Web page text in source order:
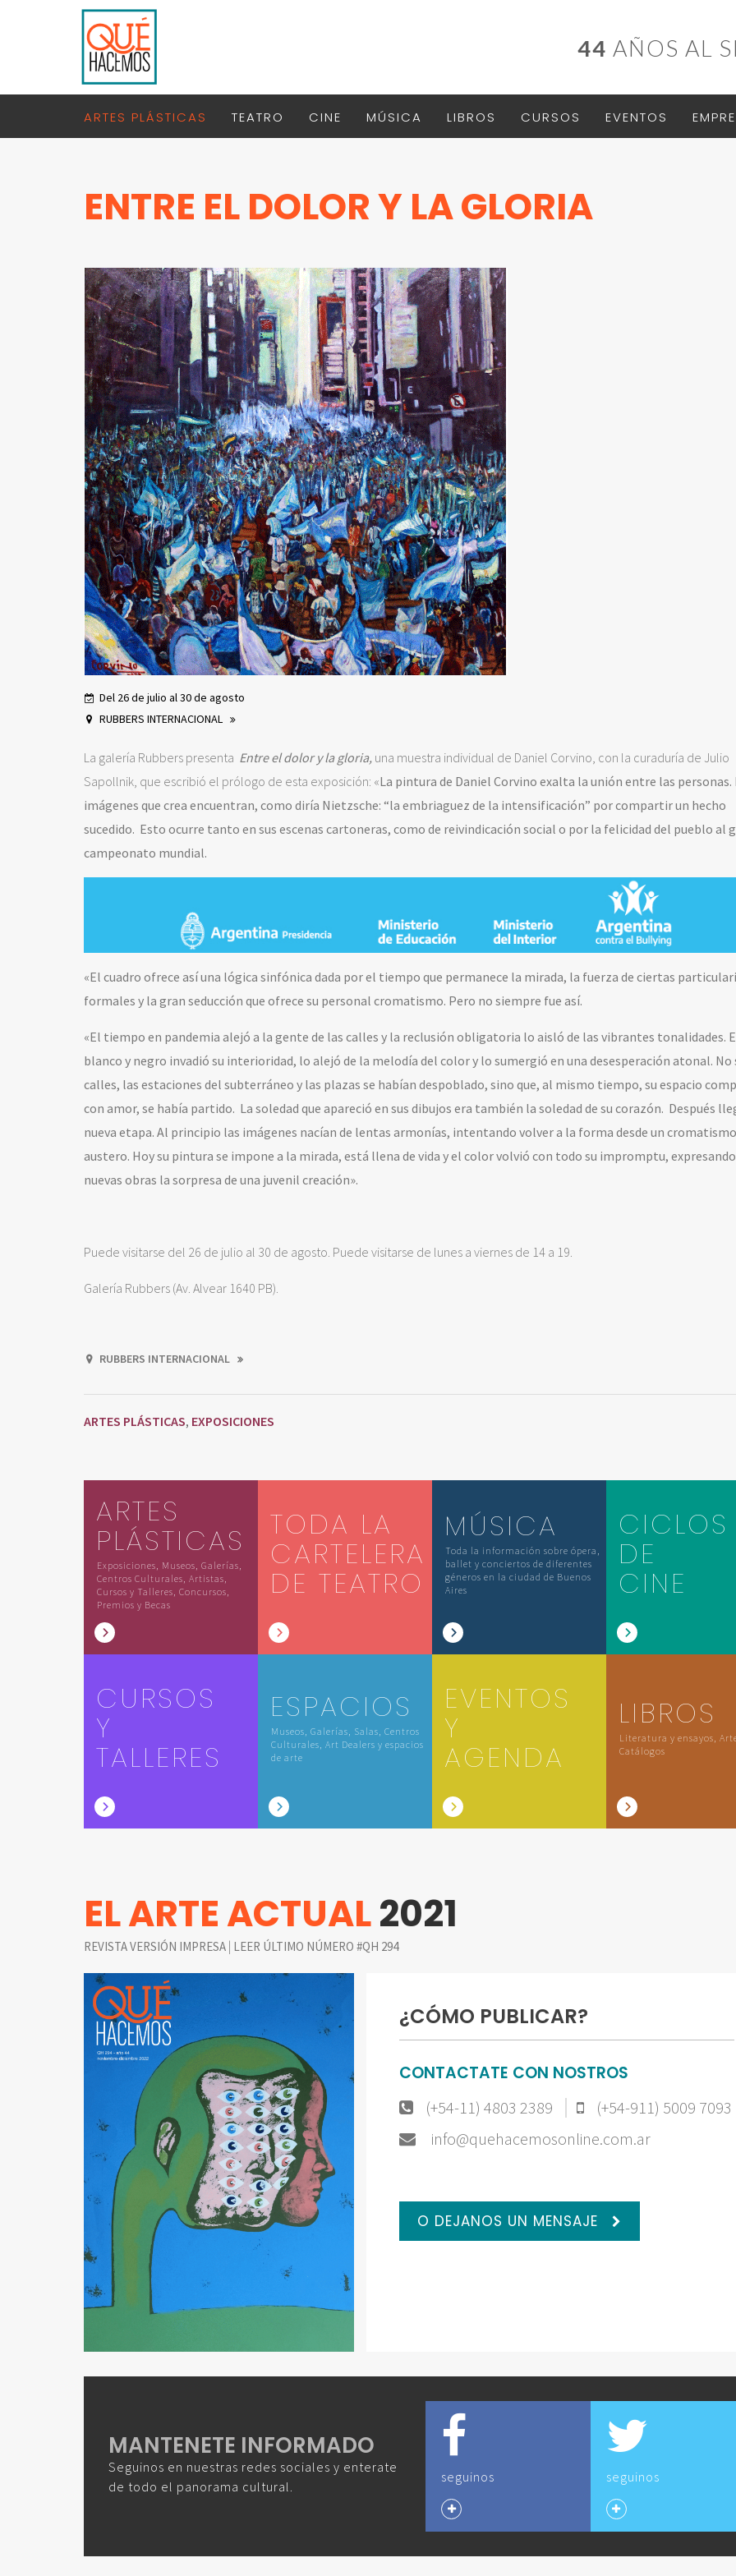
44 AÑOS AL
ARTES PLÁSTICAS TEATRO CINE MÚSICA LIBROS CURSOS EVENTOS
ENTRE EL DOLOR Y LA GLORIA
Del 26 de julio al 30 de agosto
RUBBERS INTERNACIONAL
La galería Rubbers presenta Entre el dolor y la gloria, una muestra individual de Daniel Corvino, con la curaduría de Julio
Sapollnik, que escribió el prólogo de esta exposición: «La pintura de Daniel Corvino exalta la unión entre las personas.
imágenes que crea encuentran, como diría Nietzsche: “la embriaguez de la intensificación” por compartir un hecho
sucedido. Esto ocurre tanto en sus escenas cartoneras, como de reivindicación social o por la felicidad del pueblo al
campeonato mundial.
«El cuadro ofrece así una lógica sinfónica dada por el tiempo que permanece la mirada, la fuerza de ciertas
formales y la gran seducción que ofrece su personal cromatismo. Pero no siempre fue así.
«El tiempo en pandemia alejó a la gente de las calles y la reclusión obligatoria lo aisló de las vibrantes tonalidades.
blanco y negro invadió su interioridad, lo alejó de la melodía del color y lo sumergió en una desesperación atonal. No
calles, las estaciones del subterráneo y las plazas se habían despoblado, sino que, al mismo tiempo, su espacio
con amor, se había partido. La soledad que apareció en sus dibujos era también la soledad de su corazón. Después
nueva etapa. Al principio las imágenes nacían de lentas armonías, intentando volver a la forma desde un cromatismo
austero. Hoy su pintura se impone a la mirada, está llena de vida y el color volvió con todo su impromptu,
nuevas obras la sorpresa de una juvenil creación».
Puede visitarse del 26 de julio al 30 de agosto. Puede visitarse de lunes a viernes de 14 a 19.
Galería Rubbers (Av. Alvear 1640 PB).
RUBBERS INTERNACIONAL
ARTES PLÁSTICAS, EXPOSICIONES
ARTES
PLÁSTICAS
Exposiciones, Museos, Galerías,
Centros Culturales, Artistas,
Cursos y Talleres, Concursos,
Premios y Becas
TODA LA
CARTELERA
DE TEATRO
MÚSICA
Toda la información sobre ópera,
ballet y conciertos de diferentes
géneros en la ciudad de Buenos
Aires
CICLOS
DE
CINE
CURSOS
Y
TALLERES
ESPACIOS
Museos, Galerías, Salas, Centros
Culturales, Art Dealers y espacios
de arte
EVENTOS
Y
AGENDA
LIBROS
Literatura y ensayos,
Catálogos
EL ARTE ACTUAL2021
REVISTA VERSIÓN IMPRESA | LEER ÚLTIMO NÚMERO #QH 294
¿CÓMO PUBLICAR?
CONTACTATE CON NOSTROS
(+54-11) 4803 2389
(+54-911) 5009 7093
info@quehacemosonline.com.ar
O DEJANOS UN MENSAJE
MANTENETE INFORMADO
Seguinos en nuestras redes sociales y enterate
de todo el panorama cultural.
seguinos seguinos